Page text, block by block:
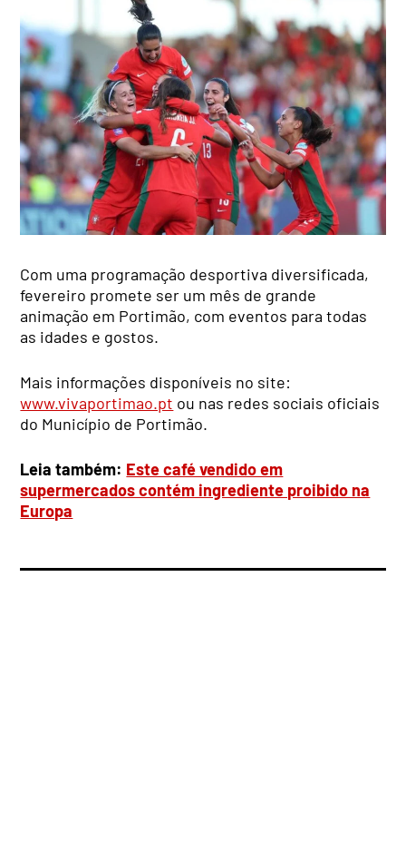
Com uma programação desportiva diversificada,
fevereiro promete ser um mês de grande
animação em Portimão, com eventos para todas
as idades e gostos.
Mais informações disponíveis no site:
www.vivaportimao.pt ou nas redes sociais oficiais
do Município de Portimão.
Leia também: Este café vendido em
supermercados contém ingrediente proibido na
Europa